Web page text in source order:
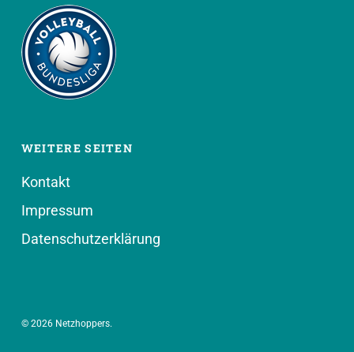
WEITERE SEITEN
Kontakt
Impressum
Datenschutzerklärung
© 2026 Netzhoppers.